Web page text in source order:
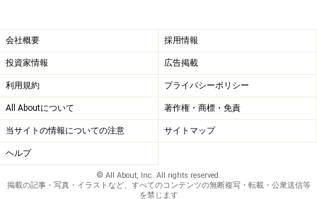
会社概要 採用情報
投資家情報 広告掲載
利用規約 プライバシーポリシー
All Aboutについて 著作権・商標・免責
当サイトの情報についての注意 サイトマップ
ヘルプ
© All About, Inc. All rights reserved.
掲載の記事・写真・イラストなど、すべてのコンテンツの無断複写・転載・公衆送信等
を禁じます